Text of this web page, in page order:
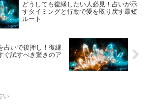
どうしても復縁したい人必見！占いが示
すタイミングと行動で愛を取り戻す最短
ルート
占いで後押し！復縁
ぐ試すべき驚きのア
い